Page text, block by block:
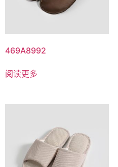
469A8992
阅读更多